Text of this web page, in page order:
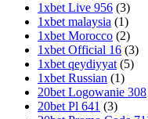
1xbet Live 956 (3)
1xbet malaysia (1)
1xbet Morocco (2)
1xbet Official 16 (3)
1xbet qeydiyyat (5)
1xbet Russian (1)
20bet Logowanie 308
20bet Pl 641 (3)